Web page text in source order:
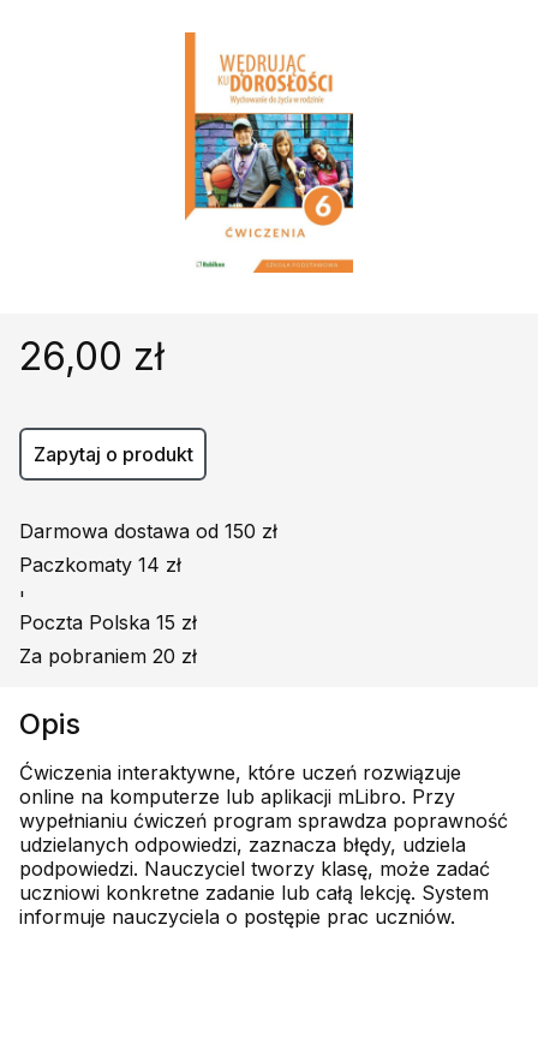
26,00 zł
Zapytaj o produkt
Darmowa dostawa od 150 zł
Paczkomaty 14 zł
'
Poczta Polska 15 zł
Za pobraniem 20 zł
Opis
Ćwiczenia interaktywne, które uczeń rozwiązuje
online na komputerze lub aplikacji mLibro. Przy
wypełnianiu ćwiczeń program sprawdza poprawność
udzielanych odpowiedzi, zaznacza błędy, udziela
podpowiedzi. Nauczyciel tworzy klasę, może zadać
uczniowi konkretne zadanie lub całą lekcję. System
informuje nauczyciela o postępie prac uczniów.